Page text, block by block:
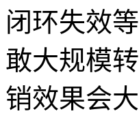
闭环失效
敢大规模
销效果会